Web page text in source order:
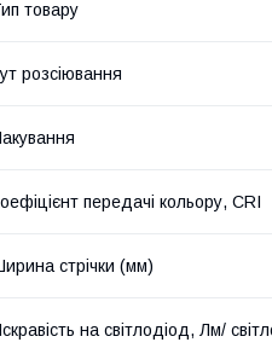
товару
розсіювання
передачі кольору, CRI
стрічки (мм)
на світлодіод, Лм/